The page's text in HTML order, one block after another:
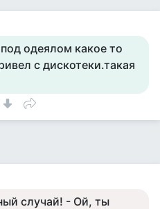
одеялом какое то
с дискотеки.такая
случай! - Ой, ты